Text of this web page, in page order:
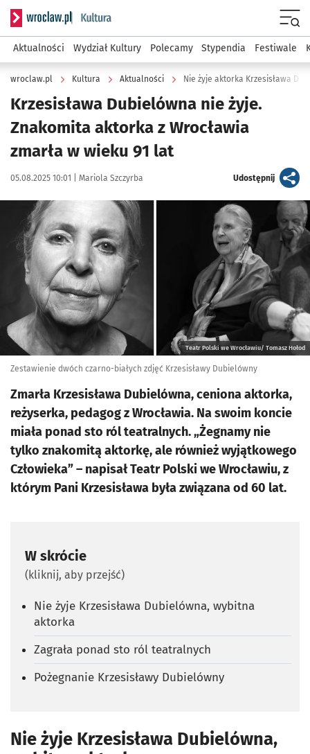
Serwis informacyjny wroclaw.pl podserwis: Kultura
Aktualności Wydział Kultury Polecamy Stypendia Festiwale
wroclaw.pl Kultura Aktualności Nie żyje aktorka Krzesisława
Krzesisława Dubielówna nie żyje.
Znakomita aktorka z Wrocławia
zmarła w wieku 91 lat
Data publikacji:
05.08.2025 10:01 | Autor:
Mariola Szczyrba Udostępnijartykuł
Kliknij, aby powiększyć
Teatr Polski we Wrocławiu/ Tomasz Hołod
Zestawienie dwóch czarno-białych zdjęć Krzesisławy Dubielówny
Zmarła Krzesisława Dubielówna, ceniona aktorka,
reżyserka, pedagog z Wrocławia. Na swoim koncie
miała ponad sto ról teatralnych. „Żegnamy nie
tylko znakomitą aktorkę, ale również wyjątkowego
Człowieka” – napisał Teatr Polski we Wrocławiu, z
którym Pani Krzesisława była związana od 60 lat.
W skrócie
(kliknij, aby przejść)
Nie żyje Krzesisława Dubielówna, wybitna
aktorka
Zagrała ponad sto ról teatralnych
Pożegnanie Krzesisławy Dubielówny
Nie żyje Krzesisława Dubielówna,